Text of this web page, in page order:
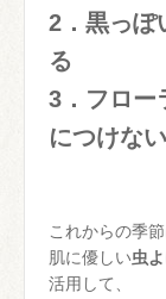
2．黒っぽ
る
3．フロー
につけない
これからの季
肌に優しい虫
活用して、